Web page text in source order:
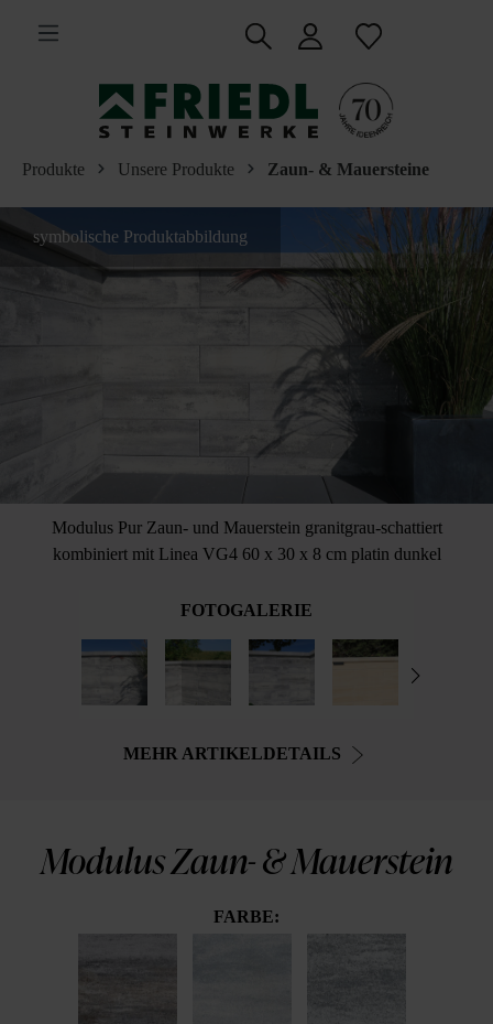
springen
Produkte Unsere Produkte Zaun- & Mauersteine
Modulus Pur Zaun- und Mauerstein granitgrau-schattiert
kombiniert mit Linea VG4 60 x 30 x 8 cm platin dunkel
symbolische Produktabbildung
FOTOGALERIE
MEHR ARTIKELDETAILS
Modulus Zaun- & Mauerstein
FARBE: